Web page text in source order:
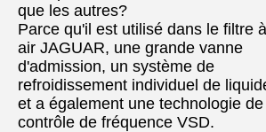
que les autres?
Parce qu'il est utilisé dans le filtre à
air JAGUAR, une grande vanne
d'admission, un système de
refroidissement individuel de
et a également une technologie de
contrôle de fréquence VSD.